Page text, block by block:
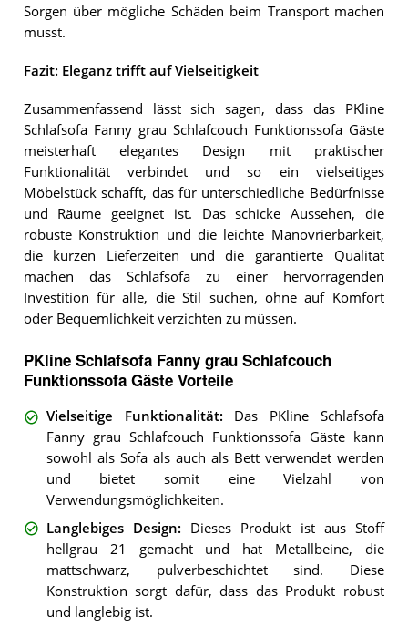
Sorgen über mögliche Schäden beim Transport machen
musst.
Fazit: Eleganz trifft auf Vielseitigkeit
Zusammenfassend lässt sich sagen, dass das PKline
Schlafsofa Fanny grau Schlafcouch Funktionssofa Gäste
meisterhaft elegantes Design mit praktischer
Funktionalität verbindet und so ein vielseitiges
Möbelstück schafft, das für unterschiedliche Bedürfnisse
und Räume geeignet ist. Das schicke Aussehen, die
robuste Konstruktion und die leichte Manövrierbarkeit,
die kurzen Lieferzeiten und die garantierte Qualität
machen das Schlafsofa zu einer hervorragenden
Investition für alle, die Stil suchen, ohne auf Komfort
oder Bequemlichkeit verzichten zu müssen.
PKline Schlafsofa Fanny grau Schlafcouch
Funktionssofa Gäste Vorteile
Vielseitige Funktionalität: Das PKline Schlafsofa
Fanny grau Schlafcouch Funktionssofa Gäste kann
sowohl als Sofa als auch als Bett verwendet werden
und bietet somit eine Vielzahl von
Verwendungsmöglichkeiten.
Langlebiges Design: Dieses Produkt ist aus Stoff
hellgrau 21 gemacht und hat Metallbeine, die
mattschwarz, pulverbeschichtet sind. Diese
Konstruktion sorgt dafür, dass das Produkt robust
und langlebig ist.